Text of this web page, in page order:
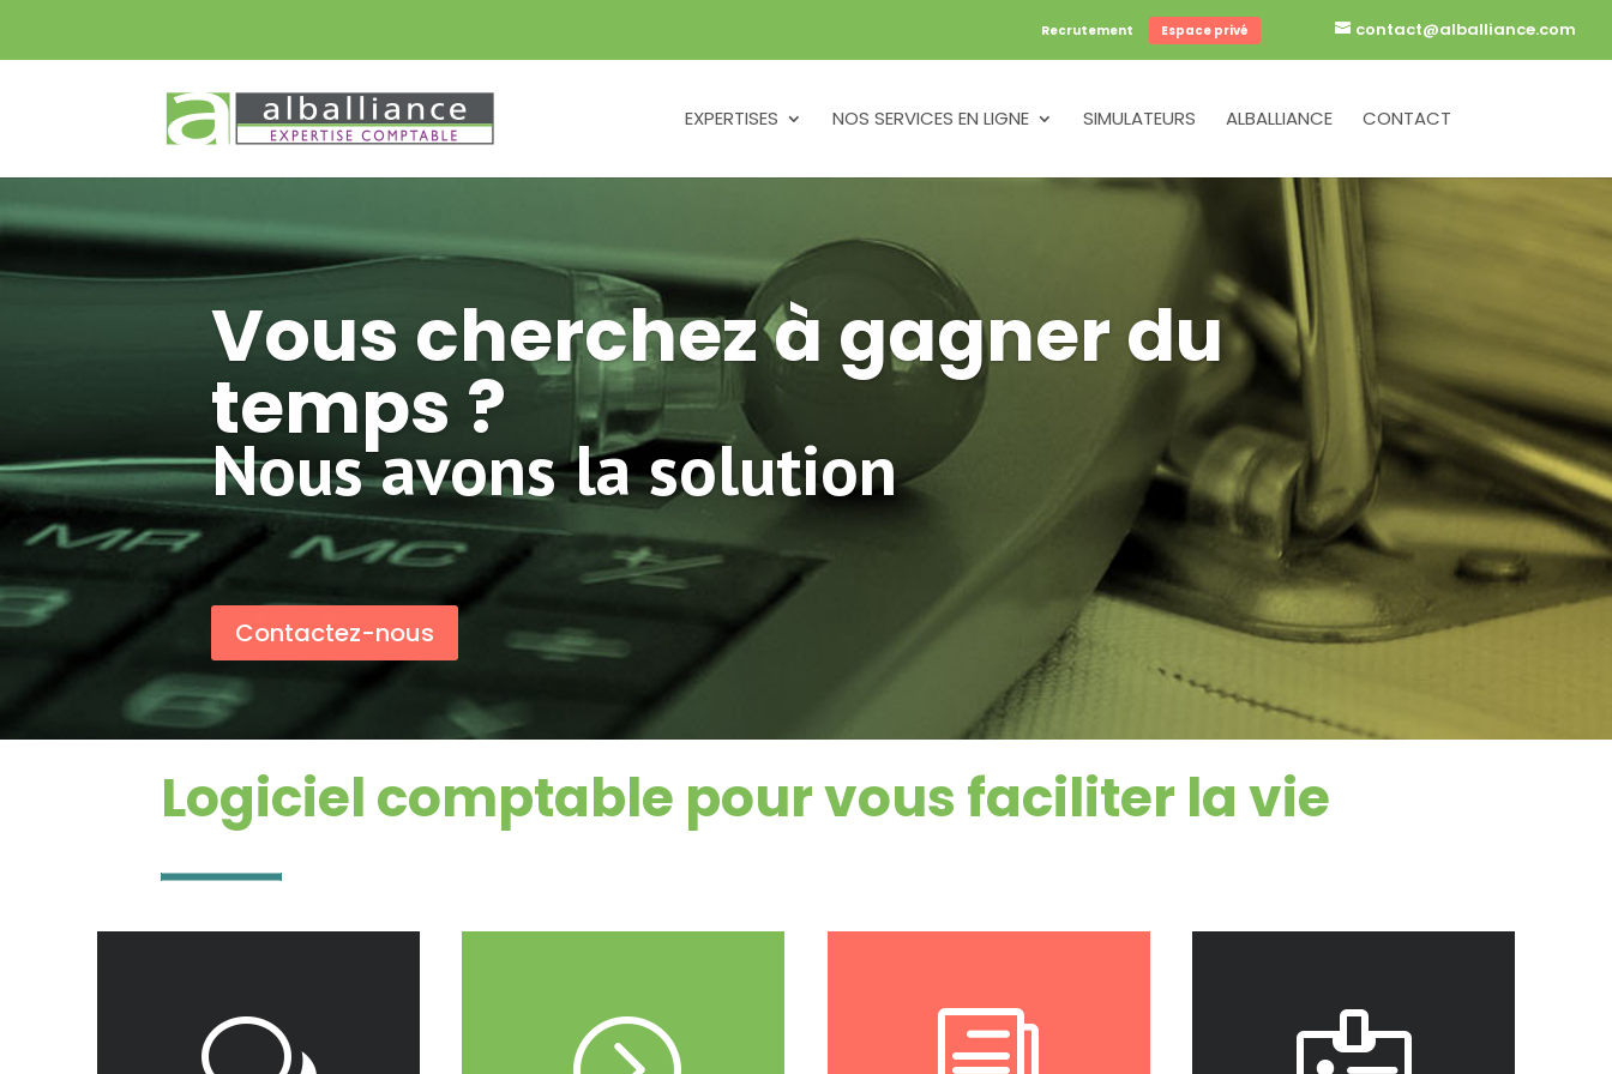
contact@alballiance.com
Recrutement Espace privé
EXPERTISES NOS SERVICES EN LIGNE SIMULATEURS ALBALLIANCE CONTACT
Vous cherchez à gagner du
temps ?
Nous avons la solution
Contactez-nous
Logiciel comptable pour vous faciliter la vie
entre vous et l'expert comptable J'y accède entre vous et l'expert comptable J'y accède